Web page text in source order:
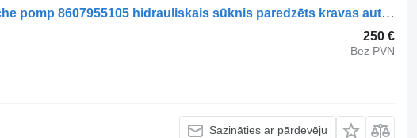
Zettelmeyer Occ hydraulische pomp 8607955105 hidrauliskais sūknis paredzēts kravas automašīnas
250 €
Bez PVN
Sazināties ar pārdevēju